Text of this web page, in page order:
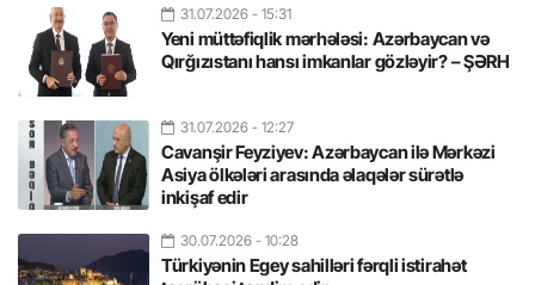
31.07.2026 - 15:31
Yeni müttəfiqlik mərhələsi: Azərbaycan və
Qırğızıstanı hansı imkanlar gözləyir? – ŞƏRH
31.07.2026 - 12:27
Cavanşir Feyziyev: Azərbaycan ilə Mərkəzi
Asiya ölkələri arasında əlaqələr sürətlə
inkişaf edir
30.07.2026 - 10:28
Türkiyənin Egey sahilləri fərqli istirahət